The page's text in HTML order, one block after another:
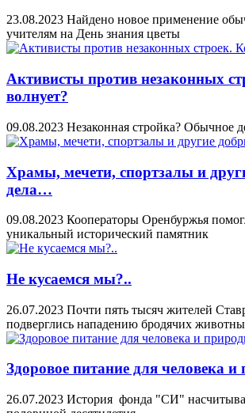
23.08.2023 Найдено новое применение
учителям на День знания цветы
Активисты против незаконных
волнует?
09.08.2023 Незаконная стройка? Обычное
Храмы, мечети, спортзалы и
дела…
09.08.2023 Кооператоры Оренбуржья
уникальный исторический памятник
Не кусаемся мы?..
26.07.2023 Почти пять тысяч жителей
подверглись нападению бродячих
Здоровое питание для человека
26.07.2023 История фонда "СИ"